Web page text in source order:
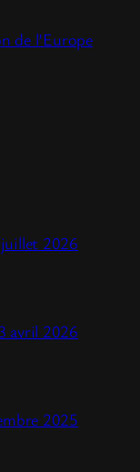
de l’Europe
2026
avril 2026
2025